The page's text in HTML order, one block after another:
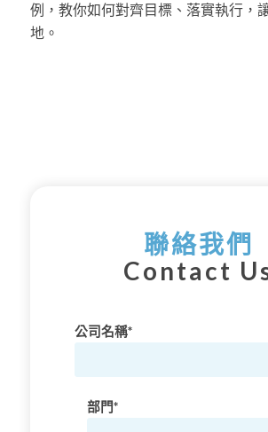
例，教你如何對齊目標、落實執行，
地。
聯絡我們
Contact
公司名稱*
部門*